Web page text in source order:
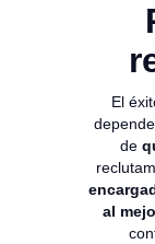
El
de
al